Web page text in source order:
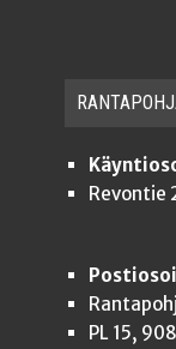
Revontie
PL 15,